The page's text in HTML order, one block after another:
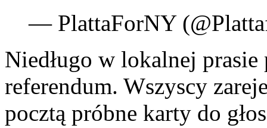
— PlattaForNY
Niedługo w lokalnej
referendum. Wszyscy
pocztą próbne karty do